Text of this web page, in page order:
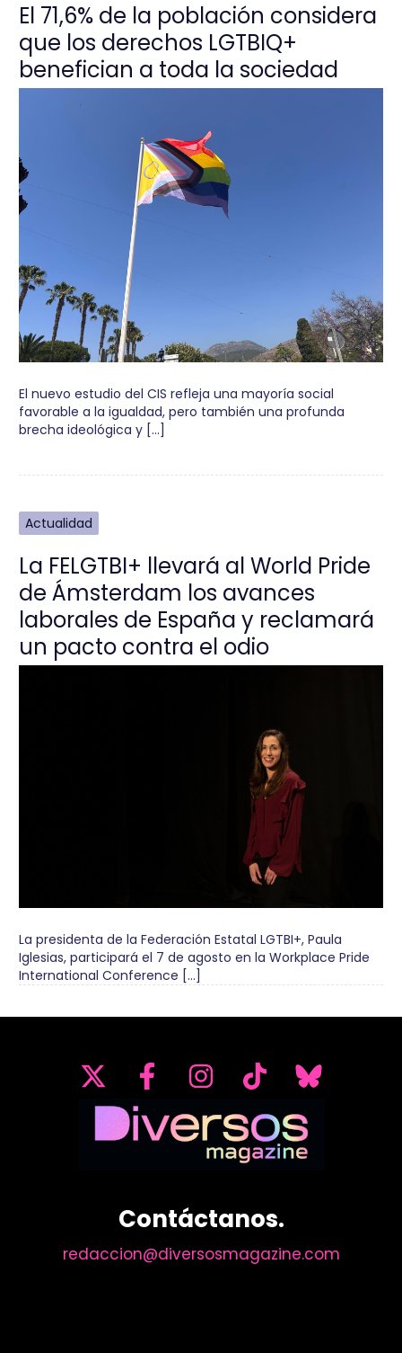
El 71,6% de la población considera
que los derechos LGTBIQ+
benefician a toda la sociedad
El nuevo estudio del CIS refleja una mayoría social
favorable a la igualdad, pero también una profunda
brecha ideológica y […]
Actualidad
La FELGTBI+ llevará al World Pride
de Ámsterdam los avances
laborales de España y reclamará
un pacto contra el odio
La presidenta de la Federación Estatal LGTBI+, Paula
Iglesias, participará el 7 de agosto en la Workplace Pride
International Conference […]
Contáctanos.
redaccion@diversosmagazine.com